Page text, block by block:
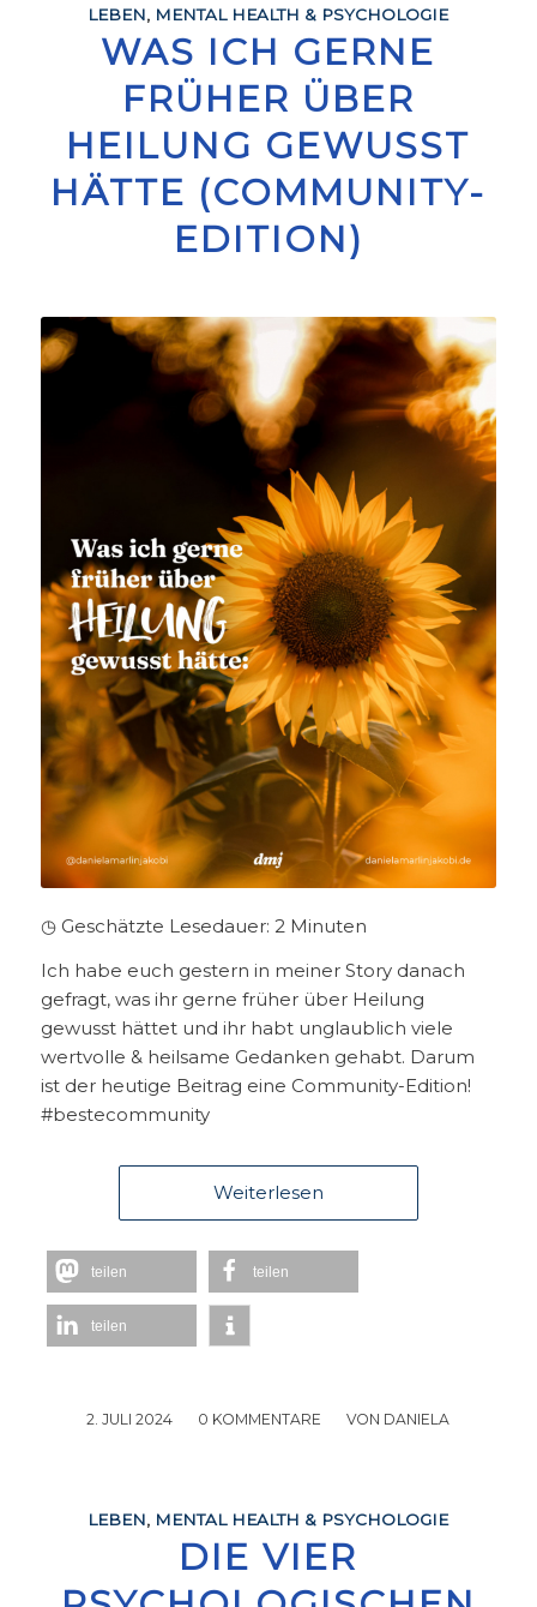
LEBEN, MENTAL HEALTH & PSYCHOLOGIE
WAS ICH GERNE
FRÜHER ÜBER
HEILUNG GEWUSST
HÄTTE (COMMUNITY-
EDITION)
◷ Geschätzte Lesedauer: 2 Minuten
Ich habe euch gestern in meiner Story danach
gefragt, was ihr gerne früher über Heilung
gewusst hättet und ihr habt unglaublich viele
wertvolle & heilsame Gedanken gehabt. Darum
ist der heutige Beitrag eine Community-Edition!
#bestecommunity
Weiterlesen
teilen teilen
teilen
2. JULI 2024
/ 0 KOMMENTARE
/ VON DANIELA
LEBEN, MENTAL HEALTH & PSYCHOLOGIE
DIE VIER